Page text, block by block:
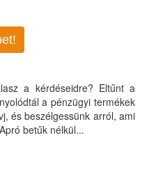
a kérdéseidre? Eltűnt a
a pénzügyi termékek
és beszélgessünk arról, ami
betűk nélkül...